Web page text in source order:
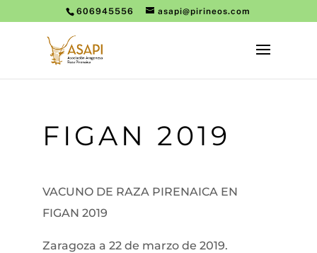
606945556 asapi@pirineos.com
FIGAN 2019
VACUNO DE RAZA PIRENAICA EN
FIGAN 2019
Zaragoza a 22 de marzo de 2019.